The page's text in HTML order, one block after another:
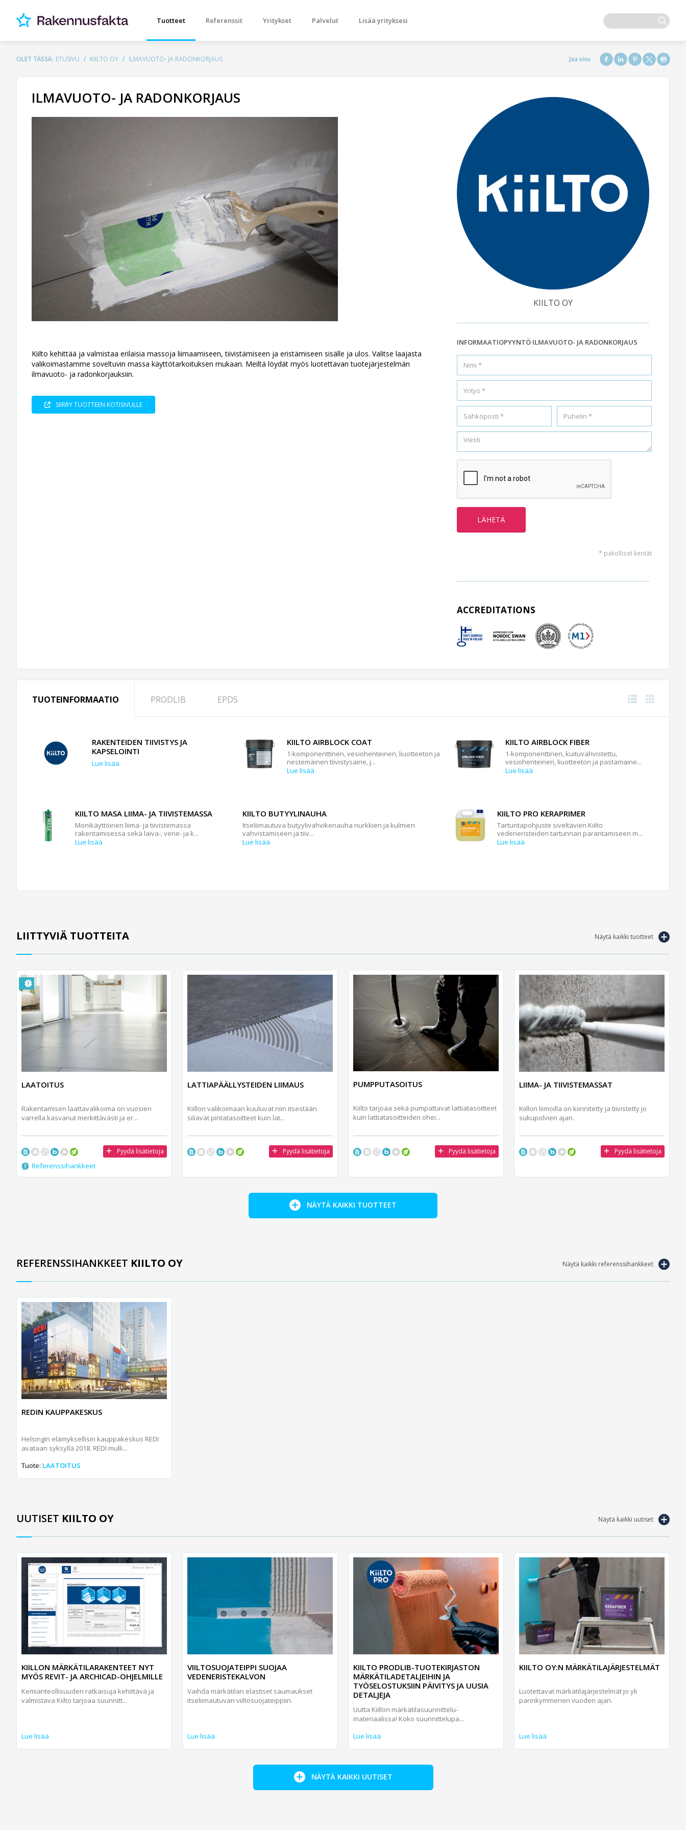
Tuotteet Referenssit Yritykset Palvelut Lisää yrityksesi
OLET TÄSSÄ: ETUSIVU KIILTO OY ILMAVUOTO- JA RADONKORJAUS
ILMAVUOTO- JA RADONKORJAUS
Kiilto kehittää ja valmistaa erilaisia massoja liimaamiseen, tiivistämiseen ja eristämiseen sisälle ja ulos. Valitse laajasta
valikoimastamme soveltuvin massa käyttötarkoituksen mukaan. Meiltä löydät myös luotettavan tuotejärjestelmän
ilmavuoto- ja radonkorjauksiin.
SIIRRY TUOTTEEN KOTISIVULLE
KIILTO OY
INFORMAATIOPYYNTÖ ILMAVUOTO- JA RADONKORJAUS
* pakolliset kentät
ACCREDITATIONS
TUOTEINFORMAATIO PRODLIB EPDS
RAKENTEIDEN TIIVISTYS JA
KAPSELOINTI
Lue lisää
KIILTO AIRBLOCK COAT
1-komponenttinen, vesiohenteinen, liuotteeton ja
nestemäinen tiivistysaine, j...
Lue lisää
KIILTO AIRBLOCK FIBER
1-komponenttinen, kuituvahvistettu,
vesiohenteinen, liuotteeton ja pastamaine...
Lue lisää
KIILTO MASA LIIMA- JA TIIVISTEMASSA
Monikäyttöinen liima- ja tiivistemassa
rakentamisessa sekä laiva-, vene- ja k...
Lue lisää
KIILTO BUTYYLINAUHA
Itseliimautuva butyylivahvikenauha nurkkien ja kulmien
vahvistamiseen ja tiiv...
Lue lisää
KIILTO PRO KERAPRIMER
Tartuntapohjuste siveltävien Kiilto
vedeneristeiden tartunnan parantamiseen m...
Lue lisää
Näytä kaikki tuotteet
LIITTYVIÄ TUOTTEITA
LAATOITUS
Rakentamisen laattavalikoima on vuosien
varrella kasvanut merkittävästi ja er...
Pyydä lisätietoja
Referenssihankkeet
LATTIAPÄÄLLYSTEIDEN LIIMAUS
Kiillon valikoimaan kuuluvat niin itsestään
siliävät pintatasoitteet kuin lat...
Pyydä lisätietoja
PUMPPUTASOITUS
Kiilto tarjoaa sekä pumpattavat lattiatasoitteet
kuin lattiatasoitteiden ohei...
Pyydä lisätietoja
LIIMA- JA TIIVISTEMASSAT
Kiillon liimoilla on kiinnitetty ja tiivistetty jo
sukupolvien ajan.
Pyydä lisätietoja
NÄYTÄ KAIKKI TUOTTEET
Näytä kaikki referenssihankkeet
REFERENSSIHANKKEET KIILTO OY
REDIN KAUPPAKESKUS
Helsingin elämyksellisin kauppakeskus REDI
avataan syksyllä 2018. REDI mulli...
Tuote: LAATOITUS
Näytä kaikki uutiset
UUTISET KIILTO OY
KIILLON MÄRKÄTILARAKENTEET NYT
MYÖS REVIT- JA ARCHICAD-OHJELMILLE
Kemianteollisuuden ratkaisuja kehittävä ja
valmistava Kiilto tarjoaa suunnitt...
Lue lisää
VIILTOSUOJATEIPPI SUOJAA
VEDENERISTEKALVON
Vaihda märkätilan elastiset saumaukset
itseliimautuvan viiltosuojateippiin.
Lue lisää
KIILTO PRODLIB-TUOTEKIRJASTON
MÄRKÄTILADETALJEIHIN JA
TYÖSELOSTUKSIIN PÄIVITYS JA UUSIA
DETALJEJA
Uutta Kiillon märkätila­suunnittelu­
materiaalissa! Koko suunnittelupa...
Lue lisää
KIILTO OY:N MÄRKÄTILAJÄRJESTELMÄT
Luotettavat märkätilajärjestelmät jo yli
parinkymmenen vuoden ajan.
Lue lisää
NÄYTÄ KAIKKI UUTISET